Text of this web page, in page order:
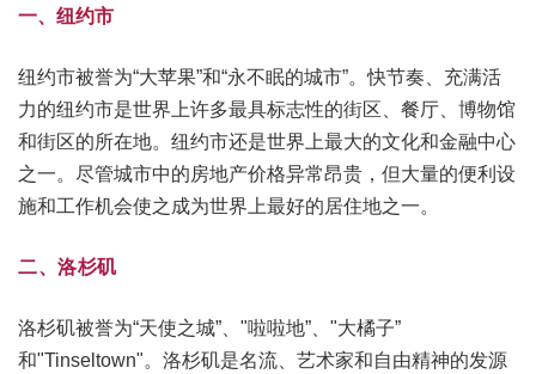
一、纽约市
纽约市被誉为“大苹果”和“永不眠的城市”。快节奏、充满活
力的纽约市是世界上许多最具标志性的街区、餐厅、博物馆
和街区的所在地。纽约市还是世界上最大的文化和金融中心
之一。尽管城市中的房地产价格异常昂贵，但大量的便利设
施和工作机会使之成为世界上最好的居住地之一。
二、洛杉矶
洛杉矶被誉为“天使之城”、"啦啦地”、"大橘子”
和"Tinseltown"。洛杉矶是名流、艺术家和自由精神的发源